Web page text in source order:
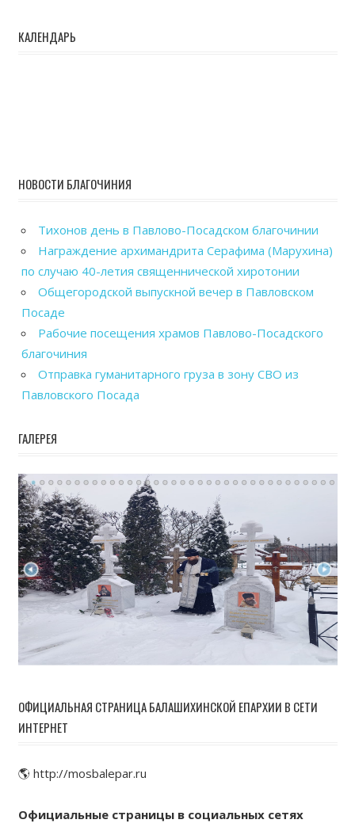
КАЛЕНДАРЬ
НОВОСТИ БЛАГОЧИНИЯ
Тихонов день в Павлово-Посадском благочинии
Награждение архимандрита Серафима (Марухина)
по случаю 40-летия священнической хиротонии
Общегородской выпускной вечер в Павловском
Посаде
Рабочие посещения храмов Павлово-Посадского
благочиния
Отправка гуманитарного груза в зону СВО из
Павловского Посада
ГАЛЕРЕЯ
ОФИЦИАЛЬНАЯ СТРАНИЦА БАЛАШИХИНСКОЙ ЕПАРХИИ В СЕТИ
ИНТЕРНЕТ
🌎 http://mosbalepar.ru
Официальные страницы в социальных сетях